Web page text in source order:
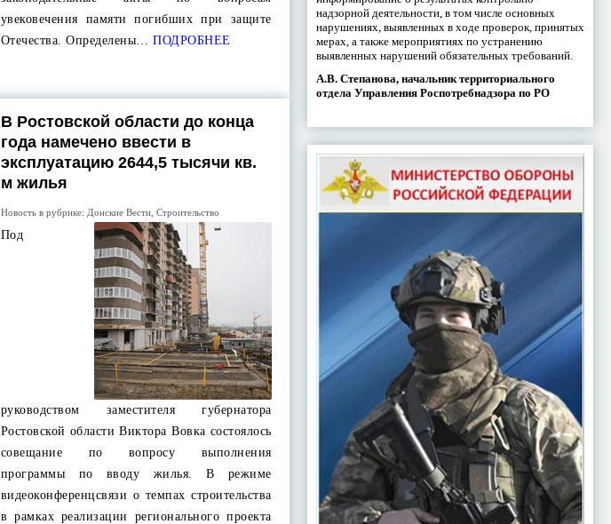
увековечения памяти погибших при защите
Отечества. Определены… ПОДРОБНЕЕ
В Ростовской области до конца
года намечено ввести в
эксплуатацию 2644,5 тысячи кв.
м жилья
Новость в рубрике: Донские Вести, Строительство
Под
руководством заместителя губернатора
Ростовской области Виктора Вовка состоялось
совещание по вопросу выполнения
программы по вводу жилья. В режиме
видеоконференцсвязи о темпах строительства
в рамках реализации регионального проекта
надзорной деятельности, в том числе основных
нарушениях, выявленных в ходе проверок, принятых
мерах, а также мероприятиях по устранению
выявленных нарушений обязательных требований.
А.В. Степанова, начальник территориального
отдела Управления Роспотребнадзора по РО